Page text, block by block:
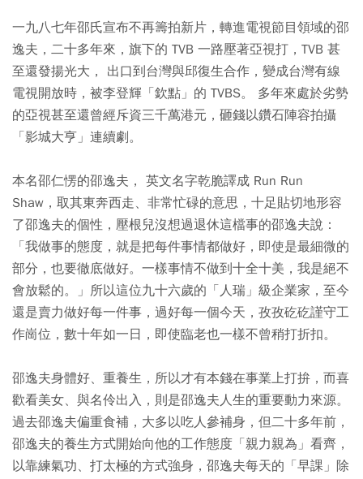
一九八七年邵氏宣布不再籌拍新片，轉進電視節目領域的邵
逸夫，二十多年來，旗下的 TVB 一路壓著亞視打，TVB 甚
至還發揚光大， 出口到台灣與邱復生合作，變成台灣有線
電視開放時，被李登輝「欽點」的 TVBS。 多年來處於劣勢
的亞視甚至還曾經斥資三千萬港元，砸錢以鑽石陣容拍攝
「影城大亨」連續劇。
本名邵仁愣的邵逸夫， 英文名字乾脆譯成 Run Run
Shaw，取其東奔西走、非常忙碌的意思，十足貼切地形容
了邵逸夫的個性，壓根兒沒想過退休這檔事的邵逸夫說：
「我做事的態度，就是把每件事情都做好，即使是最細微的
部分，也要徹底做好。一樣事情不做到十全十美，我是絕不
會放鬆的。」所以這位九十六歲的「人瑞」級企業家，至今
還是賣力做好每一件事，過好每一個今天，孜孜矻矻謹守工
作崗位，數十年如一日，即使臨老也一樣不曾稍打折扣。
邵逸夫身體好、重養生，所以才有本錢在事業上打拚，而喜
歡看美女、與名伶出入，則是邵逸夫人生的重要動力來源。
過去邵逸夫偏重食補，大多以吃人參補身，但二十多年前，
邵逸夫的養生方式開始向他的工作態度「親力親為」看齊，
以靠練氣功、打太極的方式強身，邵逸夫每天的「早課」除